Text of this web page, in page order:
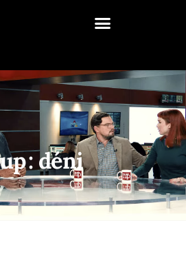
: déni